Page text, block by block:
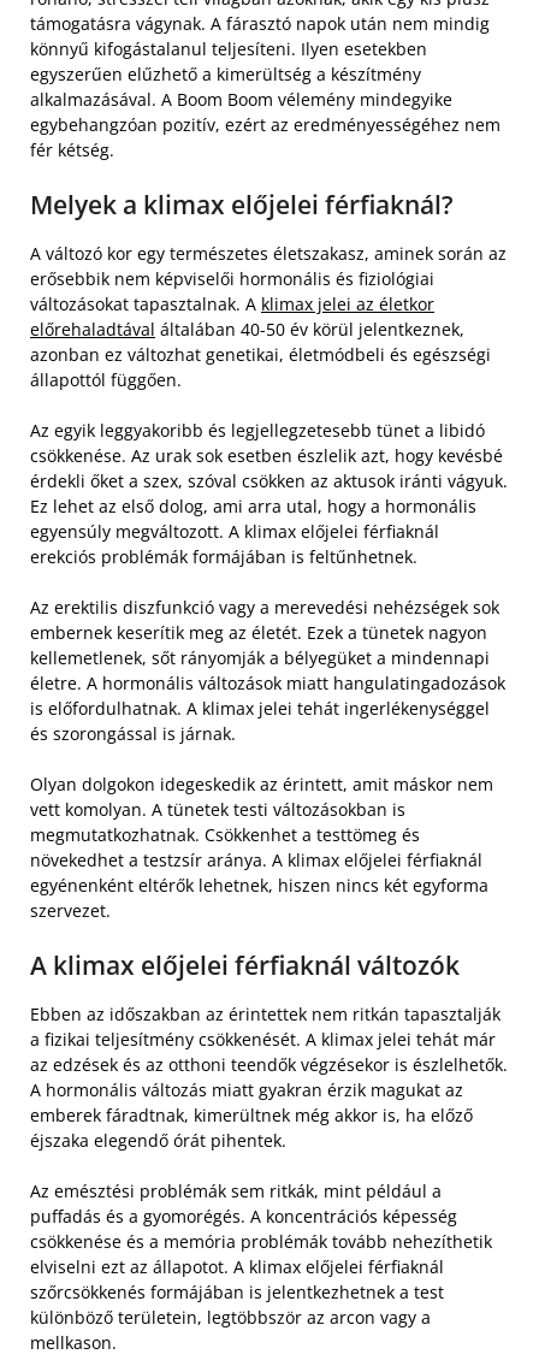
támogatásra vágynak. A fárasztó napok után nem mindig
könnyű kifogástalanul teljesíteni. Ilyen esetekben
egyszerűen elűzhető a kimerültség a készítmény
alkalmazásával. A Boom Boom vélemény mindegyike
egybehangzóan pozitív, ezért az eredményességéhez nem
fér kétség.
Melyek a klimax előjelei férfiaknál?
A változó kor egy természetes életszakasz, aminek során az
erősebbik nem képviselői hormonális és fiziológiai
változásokat tapasztalnak. A klimax jelei az életkor
előrehaladtával általában 40-50 év körül jelentkeznek,
azonban ez változhat genetikai, életmódbeli és egészségi
állapottól függően.
Az egyik leggyakoribb és legjellegzetesebb tünet a libidó
csökkenése. Az urak sok esetben észlelik azt, hogy kevésbé
érdekli őket a szex, szóval csökken az aktusok iránti vágyuk.
Ez lehet az első dolog, ami arra utal, hogy a hormonális
egyensúly megváltozott. A klimax előjelei férfiaknál
erekciós problémák formájában is feltűnhetnek.
Az erektilis diszfunkció vagy a merevedési nehézségek sok
embernek keserítik meg az életét. Ezek a tünetek nagyon
kellemetlenek, sőt rányomják a bélyegüket a mindennapi
életre. A hormonális változások miatt hangulatingadozások
is előfordulhatnak. A klimax jelei tehát ingerlékenységgel
és szorongással is járnak.
Olyan dolgokon idegeskedik az érintett, amit máskor nem
vett komolyan. A tünetek testi változásokban is
megmutatkozhatnak. Csökkenhet a testtömeg és
növekedhet a testzsír aránya. A klimax előjelei férfiaknál
egyénenként eltérők lehetnek, hiszen nincs két egyforma
szervezet.
A klimax előjelei férfiaknál változók
Ebben az időszakban az érintettek nem ritkán tapasztalják
a fizikai teljesítmény csökkenését. A klimax jelei tehát már
az edzések és az otthoni teendők végzésekor is észlelhetők.
A hormonális változás miatt gyakran érzik magukat az
emberek fáradtnak, kimerültnek még akkor is, ha előző
éjszaka elegendő órát pihentek.
Az emésztési problémák sem ritkák, mint például a
puffadás és a gyomorégés. A koncentrációs képesség
csökkenése és a memória problémák tovább nehezíthetik
elviselni ezt az állapotot. A klimax előjelei férfiaknál
szőrcsökkenés formájában is jelentkezhetnek a test
különböző területein, legtöbbször az arcon vagy a
mellkason.